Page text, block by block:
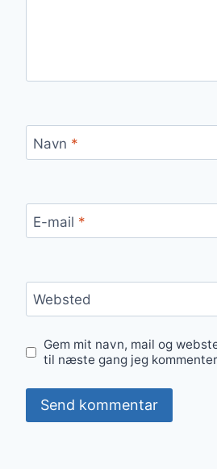
Navn *
E-mail *
Websted
Gem mit navn, mail og
til næste gang jeg